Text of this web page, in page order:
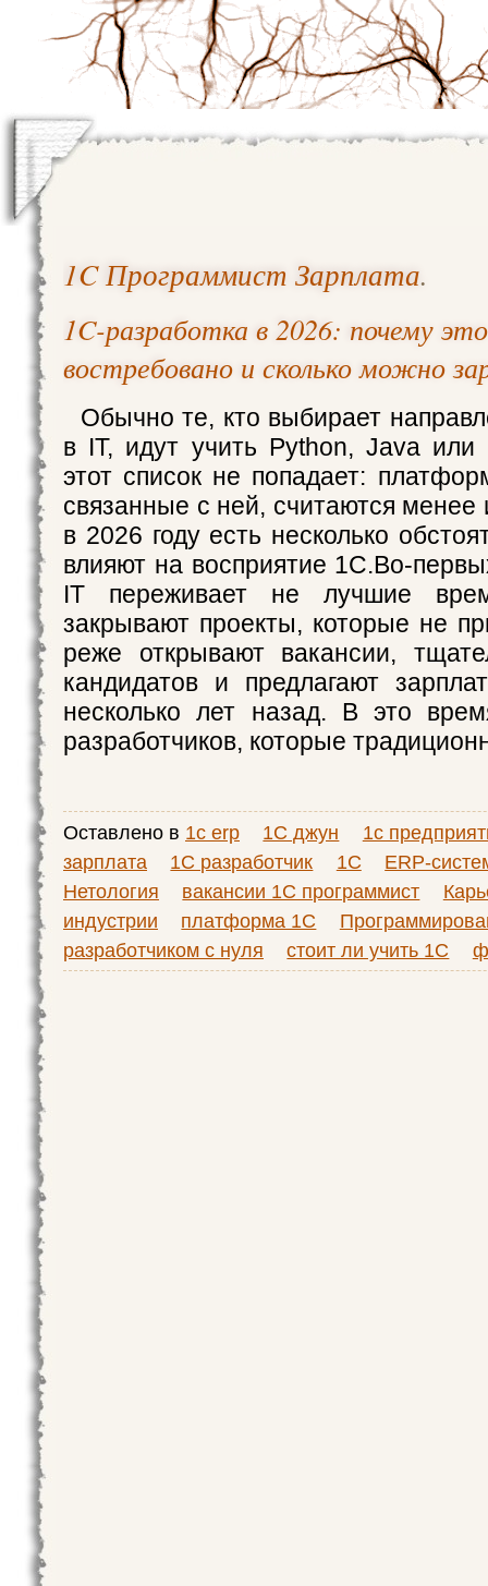
1C Программист Зарплата.
1C-разработка в 2026: почему
востребовано и сколько можно
Обычно те, кто выбирает
в IT, идут учить Python, Java
этот список не попадает:
связанные с ней, считаются
в 2026 году есть несколько
влияют на восприятие 1С.Во-
IT переживает не лучшие
закрывают проекты, которые не
реже открывают вакансии,
кандидатов и предлагают
несколько лет назад. В это
разработчиков, которые
Оставлено в 1c erp 1C джун
1c
зарплата
1C разработчик 1С
ERP-
Нетология
вакансии 1C программист
индустрии
платформа 1C
разработчиком с нуля
стоит ли учить 1C